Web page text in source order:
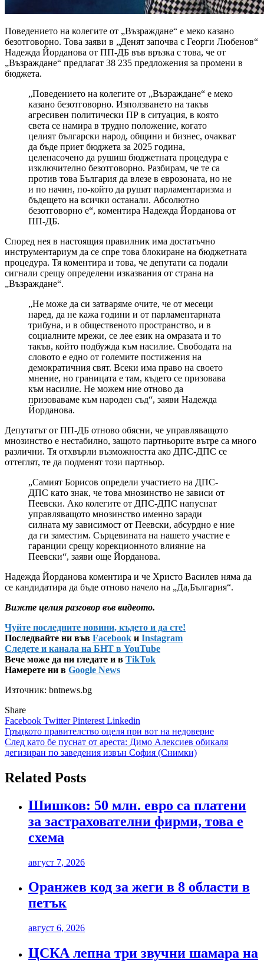
Поведението на колегите от „Възраждане“ е меко казано
безотговорно. Това заяви в „Денят започва с Георги Любенов“
Надежда Йорданова от ПП-ДБ във връзка с това, че от
„Възраждане“ предлагат 38 235 предложения за промени в
бюджета.
„Поведението на колегите от „Възраждане“ е меко
казано безотговорно. Използването на такъв
агресивен политически ПР в ситуация, в която
света се намира в трудно положение, когато
целият български народ, общини и бизнес, очакват
да бъде приет бюджета за 2025 година,
целенасочено да рушиш бюджетната процедура е
изключително безотговорно. Разбирам, че те са
против това България да влезе в еврозоната, но не
и по начин, по-който да рушат парламентаризма и
бъдещето на всички останали. Абсолютно
безотговорно е“, коментира Надежда Йорданова от
ПП-ДБ.
Според нея в настоящия правилник има достатъчно
инструментариум да се спре това блокиране на бюджетната
процедура. Тя коментира и това, че депутати са подали
сигнали срещу определени изказвания от страна на
„Възраждане“.
„Не може да си затваряме очите, че от месеци
наред, да не кажа години и от парламентарната
трибуна, и в общественото пространство, и в
социалните мрежи, се лее език на омразата и то
такъв, който подбужда към насилие. Свободата на
словото е едно от големите постижения на
демократичния свят. Всеки има право на своето
мнение, но границата е там, където се призовава
към насилие. Не можем ние отново да
призоваваме към народен съд“, заяви Надежда
Йорданова.
Депутатът от ПП-ДБ отново обясни, че управляващото
мнозинство е нестабилно, защото партньорите вътре са много
различни. Тя отхвърли възможността ако ДПС-ДПС се
оттеглят, те да подменят този партньор.
„Самият Борисов определи участието на ДПС-
ДПС като знак, че това мнозинство не зависи от
Пеевски. Ако колегите от ДПС-ДПС напуснат
управляващото мнозинство именно заради
силната му зависимост от Пеевски, абсурдно е ние
да ги заместим. Сърцевината на нашето участие е
гаранции срещу корекционното влияние на
Пеевски“, заяви още Йорданова.
Надежда Йорданова коментира и че Христо Василев няма да
се кандидатира да бъде отново начело на „Да,България“.
Вижте целия разговор във видеото.
Чуйте последните новини, където и да сте!
Последвайте ни във Facebook и Instagram
Следете и канала на БНТ в YouTube
Вече може да ни гледате и в TikTok
Намерете ни в Google News
Източник: bntnews.bg
Share
Facebook TwitterPinterest Linkedin
Навигация
Гръцкото правителство оцеля при вот на недоверие
След като бе пуснат от ареста: Димо Алексиев обикаля
дегизиран по заведения извън София (Снимки)
Related Posts
Шишков: 50 млн. евро са платени
за застрахователни фирми, това е
схема
август 7, 2026
Оранжев код за жеги в 8 области в
петък
август 6, 2026
ЦСКА лепна три звучни шамара на